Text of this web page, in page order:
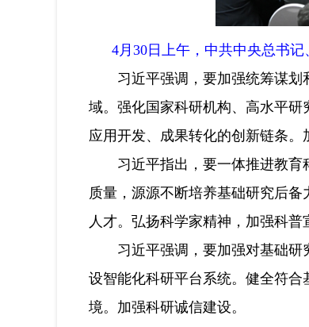
4月30日上午，中共中央总书
习近平强调，要加强统筹谋划和
域。强化国家科研机构、高水平研
应用开发、成果转化的创新链条。
习近平指出，要一体推进教育科
质量，源源不断培养基础研究后
人才。弘扬科学家精神，加强科
习近平强调，要加强对基础研究
设智能化科研平台系统。健全符
境。加强科研诚信建设。